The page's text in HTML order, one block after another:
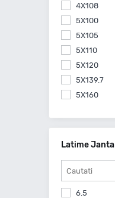
4X108
5X100
5X105
5X110
5X120
5X139.7
5X160
Latime Janta
6.5